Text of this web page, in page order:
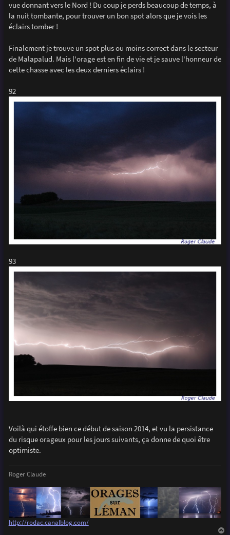
vue donnant vers le Nord ! Du coup je perds beaucoup de temps, à
la nuit tombante, pour trouver un bon spot alors que je vois les
éclairs tomber !
Finalement je trouve un spot plus ou moins correct dans le secteur
de Malapalud. Mais l'orage est en fin de vie et je sauve l'honneur de
cette chasse avec les deux derniers éclairs !
92
93
Voilà qui étoffe bien ce début de saison 2014, et vu la persistance
du risque orageux pour les jours suivants, ça donne de quoi être
optimiste.
Roger Claude
http://rodac.canalblog.com/